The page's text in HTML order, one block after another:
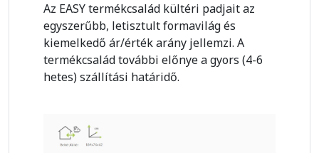
Az EASY termékcsalád kültéri padjait az
egyszerűbb, letisztult formavilág és
kiemelkedő ár/érték arány jellemzi. A
termékcsalád további előnye a gyors (4-6
hetes) szállítási határidő.